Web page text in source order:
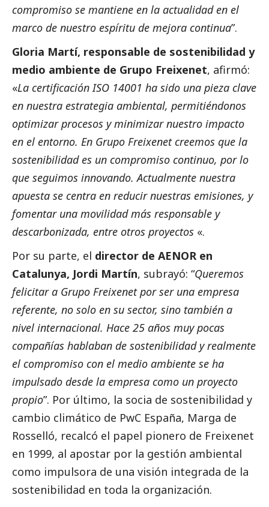
compromiso se mantiene en la actualidad en el
marco de nuestro espíritu de mejora continua”.
Gloria Martí, responsable de sostenibilidad y
medio ambiente de Grupo Freixenet, afirmó:
«La certificación ISO 14001 ha sido una pieza clave
en nuestra estrategia ambiental, permitiéndonos
optimizar procesos y minimizar nuestro impacto
en el entorno. En Grupo Freixenet creemos que la
sostenibilidad es un compromiso continuo, por lo
que seguimos innovando. Actualmente nuestra
apuesta se centra en reducir nuestras emisiones, y
fomentar una movilidad más responsable y
descarbonizada, entre otros proyectos «.
Por su parte, el director de AENOR en
Catalunya, Jordi Martín, subrayó: “Queremos
felicitar a Grupo Freixenet por ser una empresa
referente, no solo en su sector, sino también a
nivel internacional. Hace 25 años muy pocas
compañías hablaban de sostenibilidad y realmente
el compromiso con el medio ambiente se ha
impulsado desde la empresa como un proyecto
propio”. Por último, la socia de sostenibilidad y
cambio climático de PwC España, Marga de
Rosselló, recalcó el papel pionero de Freixenet
en 1999, al apostar por la gestión ambiental
como impulsora de una visión integrada de la
sostenibilidad en toda la organización.